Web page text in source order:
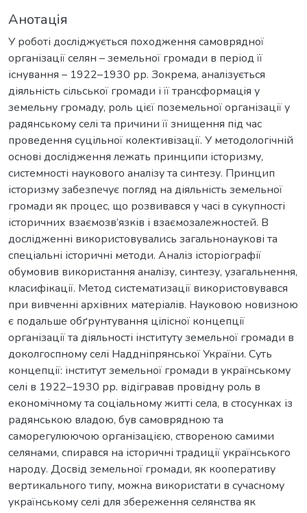
Анотація
У роботі досліджується походження самоврядної
організації селян – земельної громади в період її
існування – 1922–1930 рр. Зокрема, аналізується
діяльність сільської громади і її трансформація у
земельну громаду, роль цієї поземельної організації у
радянському селі та причини її знищення під час
проведення суцільної колективізації. У методологічній
основі дослідження лежать принципи історизму,
системності наукового аналізу та синтезу. Принцип
історизму забезпечує погляд на діяльність земельної
громади як процес, що розвивався у часі в сукупності
історичних взаємозв’язків і взаємозалежностей. В
дослідженні використовувались загальнонаукові та
спеціальні історичні методи. Аналіз історіографії
обумовив використання аналізу, синтезу, узагальнення,
класифікації. Метод систематизації використовувався
при вивченні архівних матеріалів. Науковою новизною
є подальше обґрунтування цілісної концепції
організації та діяльності інституту земельної громади в
доколгоспному селі Наддніпрянської України. Суть
концепції: інститут земельної громади в українському
селі в 1922–1930 рр. відігравав провідну роль в
економічному та соціальному житті села, в стосунках із
радянською владою, був самоврядною та
саморегулюючою організацією, створеною самими
селянами, спирався на історичні традиції українського
народу. Досвід земельної громади, як кооперативу
вертикального типу, можна використати в сучасному
українському селі для збереження селянства як